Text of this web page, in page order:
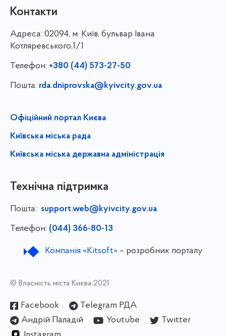
Контакти
Адреса: 02094, м. Київ, бульвар Івана
Котляревського,1/1
Телефон: +380 (44) 573-27-50
Пошта: rda.dniprovska@kyivcity.gov.ua
Офіційний портал Києва
Київська міська рада
Київська міська державна адміністрація
Технічна підтримка
Пошта: support.web@kyivcity.gov.ua
Телефон: (044) 366-80-13
Компанія «Kitsoft»– розробник порталу
© Власність міста Києва 2021
Facebook
Telegram РДА
Андрій Паладій
Youtube
Twitter